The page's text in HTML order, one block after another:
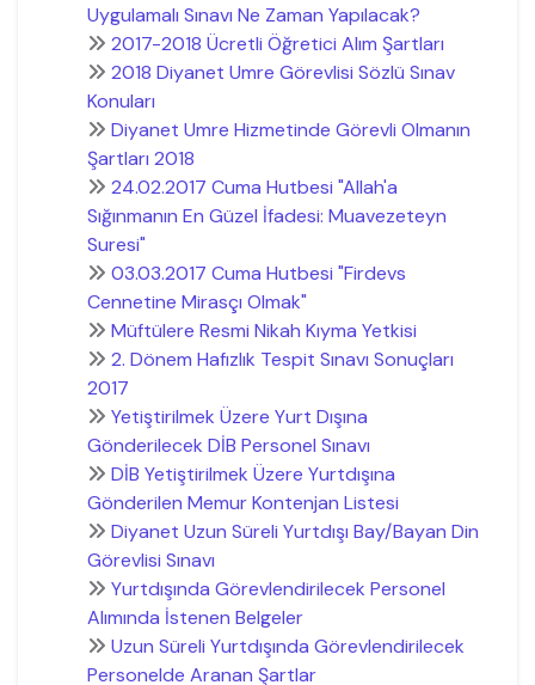
Uygulamalı Sınavı Ne Zaman Yapılacak?
2017-2018 Ücretli Öğretici Alım Şartları
2018 Diyanet Umre Görevlisi Sözlü Sınav
Konuları
Diyanet Umre Hizmetinde Görevli Olmanın
Şartları 2018
24.02.2017 Cuma Hutbesi "Allah'a
Sığınmanın En Güzel İfadesi: Muavezeteyn
Suresi"
03.03.2017 Cuma Hutbesi "Firdevs
Cennetine Mirasçı Olmak"
Müftülere Resmi Nikah Kıyma Yetkisi
2. Dönem Hafızlık Tespit Sınavı Sonuçları
2017
Yetiştirilmek Üzere Yurt Dışına
Gönderilecek DİB Personel Sınavı
DİB Yetiştirilmek Üzere Yurtdışına
Gönderilen Memur Kontenjan Listesi
Diyanet Uzun Süreli Yurtdışı Bay/Bayan Din
Görevlisi Sınavı
Yurtdışında Görevlendirilecek Personel
Alımında İstenen Belgeler
Uzun Süreli Yurtdışında Görevlendirilecek
Personelde Aranan Şartlar